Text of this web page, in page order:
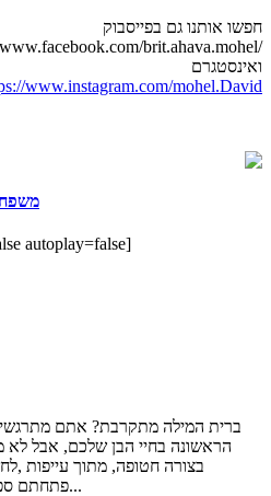
חפשו אותנו גם בפייסבוק
brit.ahava.mohel/
ואינסטגרם
www.instagram.com/mohel.David
autoplay=false]
ברית המילה מתקרבת? אתם
הראשונה בחיי הבן שלכם, אבל לא
בצורה חטופה, מתוך עייפות
פתחתם ספר? ומה עם דבר תורה משמעותי...